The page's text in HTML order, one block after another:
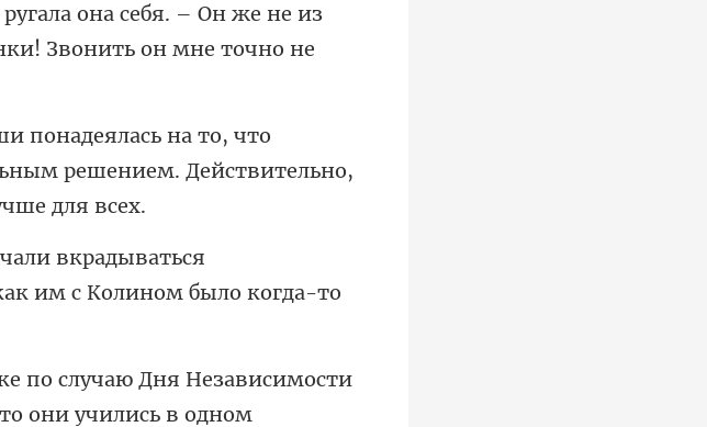
на себя. – Он же не из
то
решением. Дейст
радываться